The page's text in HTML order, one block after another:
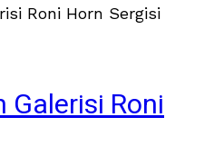
Galerisi Roni